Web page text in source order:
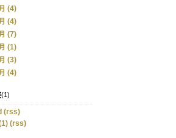
(4)
(4)
(7)
(1)
(3)
(4)
(1)
(rss)
(rss)